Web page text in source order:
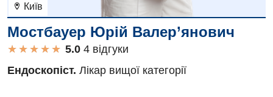
Педіатрія
Київ
Мостбауер Юрій Валер’янович
★
★
★
★
★
★ ★ ★ ★ ★
4 вiдгуки
Ендоскопіст. Лікар вищої категорії